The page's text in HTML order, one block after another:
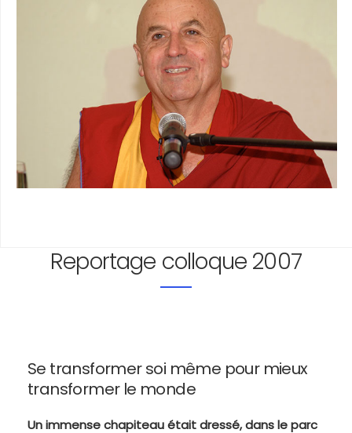
Reportage colloque 2007
Se transformer soi même pour mieux
transformer le monde
Un immense chapiteau était dressé, dans le parc